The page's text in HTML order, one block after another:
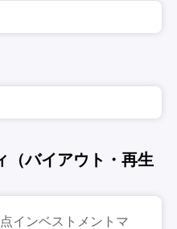
（バイアウト・再生
インベストメントマ